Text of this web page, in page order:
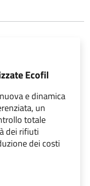
Ecofil
e dinamica
un
totale
dei rifiuti
dei costi